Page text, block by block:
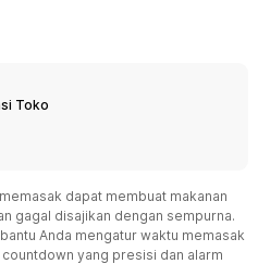
Toko
dapat membuat makanan
gagal disajikan dengan sempurna.
Anda mengatur waktu memasak
yang presisi dan alarm